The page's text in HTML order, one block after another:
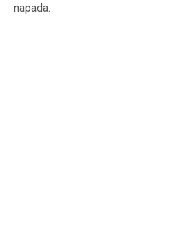
napada.